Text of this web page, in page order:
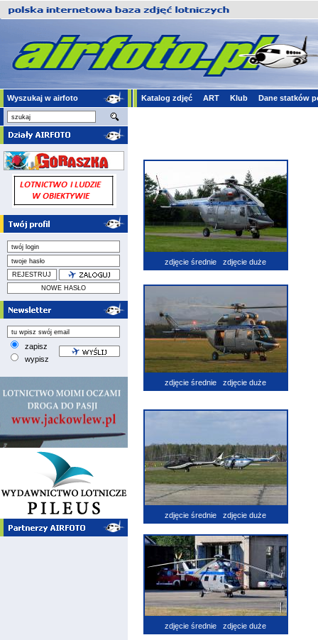
Wyszukaj w airfoto Katalog zdjęć ART Klub Dane statków
zapisz
wypisz
zdjęcie średnie zdjęcie duże
zdjęcie średnie zdjęcie duże
zdjęcie średnie zdjęcie duże
zdjęcie średnie zdjęcie duże